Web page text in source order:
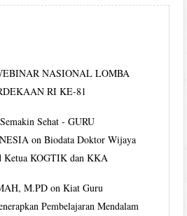
NASIONAL LOMBA
RI KE-81
Sehat - GURU
onBiodata Doktor Wijaya
Ketua KOGTIK dan KKA
M.PD onKiat Guru
Pembelajaran Mendalam